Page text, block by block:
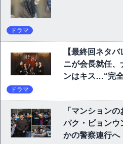
ドラマ
【最終回ネタ
ニが会長就任、
ンはキス…“完
ドラマ
「マンション
パク・ビョンウ
かの警察連行へ